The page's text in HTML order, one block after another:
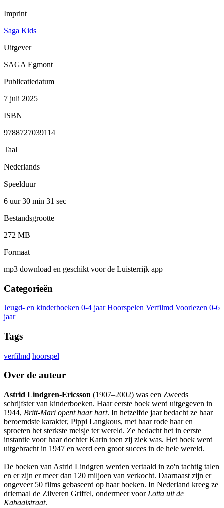
Imprint
Saga Kids
Uitgever
SAGA Egmont
Publicatiedatum
7 juli 2025
ISBN
9788727039114
Taal
Nederlands
Speelduur
6 uur 30 min 31 sec
Bestandsgrootte
272 MB
Formaat
mp3 download en geschikt voor de Luisterrijk app
Categorieën
Jeugd- en kinderboeken 0-4 jaar Hoorspelen Verfilmd Voorlezen 0-6
jaar
Tags
verfilmd hoorspel
Over de auteur
Astrid Lindgren-Ericsson (1907–2002) was een Zweeds
schrijfster van kinderboeken. Haar eerste boek werd uitgegeven in
1944, Britt-Mari opent haar hart. In hetzelfde jaar bedacht ze haar
beroemdste karakter, Pippi Langkous, met haar rode haar en
sproeten het sterkste meisje ter wereld. Ze bedacht het in eerste
instantie voor haar dochter Karin toen zij ziek was. Het boek werd
uitgebracht in 1947 en werd een groot succes in de hele wereld.
De boeken van Astrid Lindgren werden vertaald in zo'n tachtig talen
en er zijn er meer dan 120 miljoen van verkocht. Daarnaast zijn er
ongeveer 50 films gebaseerd op haar boeken. In Nederland kreeg ze
driemaal de Zilveren Griffel, ondermeer voor Lotta uit de
Kabaalstraat.